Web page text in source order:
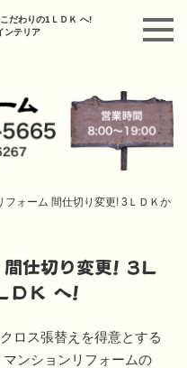
だわりの1ＬＤＫ へ!
ンテリア
フォーム 間仕切り変更! 3ＬＤＫか
間仕切り変更! 3Ｌ
ＤＫ へ!
ロス張替えを得意とする
ンションリフォームの